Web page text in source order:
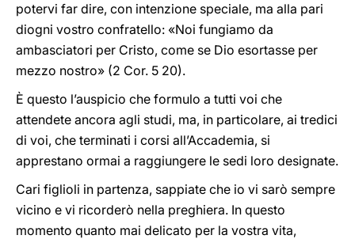
potervi far dire, con intenzione speciale, ma alla pari
diogni vostro confratello: «Noi fungiamo da
ambasciatori per Cristo, come se Dio esortasse per
mezzo nostro» (2 Cor. 5 20).
È questo l’auspicio che formulo a tutti voi che
attendete ancora agli studi, ma, in particolare, ai tredici
di voi, che terminati i corsi all’Accademia, si
apprestano ormai a raggiungere le sedi loro designate.
Cari figlioli in partenza, sappiate che io vi sarò sempre
vicino e vi ricorderò nella preghiera. In questo
momento quanto mai delicato per la vostra vita,